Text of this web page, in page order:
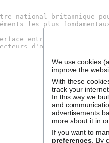
We use cookies
improve the
With these
track your
In this way we
and
advertisements
more about it in
If you want to
preferences . By